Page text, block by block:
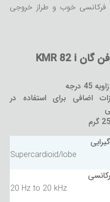
فرکانسی خوب و طراز خروجی
قابلیت‌های اصلی میکروفن گان KMR 82 i
درجه
اضافی برای استفاده در
Supercardioid/lobe
20 Hz to 20 kHz